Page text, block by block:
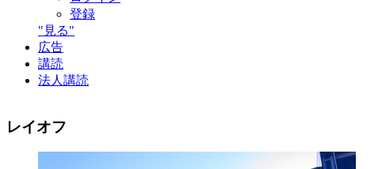
登録
"見る"
広告
講読
法人講読
レイオフ